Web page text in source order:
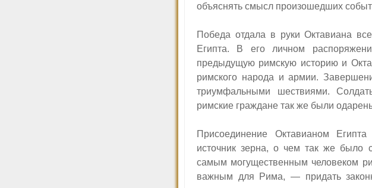
объяснять смысл произошедших
Победа отдала в руки Октавиана
Египта. В его личном
предыдущую римскую историю и
римского народа и армии.
триумфальными шествиями.
римские граждане так же были
Присоединение Октавианом
источник зерна, о чем так же было
самым могущественным человеком
важным для Рима, — придать